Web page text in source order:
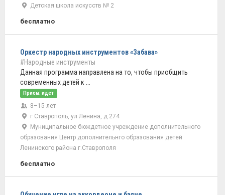
Детская школа искусств № 2
бесплатно
Оркестр народных инструментов «Забава»
#Народные инструменты
Данная программа направлена на то, чтобы приобщить
современных детей к ...
Прием: идет
8–15 лет
г Ставрополь, ул Ленина, д 274
Муниципальное бюждетное учреждение дополнительного
образования Центр дополнительнго образования детей
Ленинского района г.Ставрополя
бесплатно